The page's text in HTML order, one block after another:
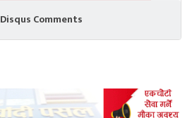
Disqus Comments